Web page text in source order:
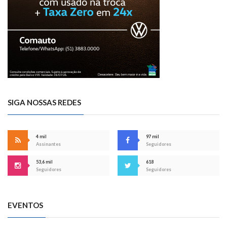
SIGA NOSSAS REDES
4 mil
Assinantes
97 mil
Seguidores
53,6 mil
Seguidores
618
Seguidores
EVENTOS